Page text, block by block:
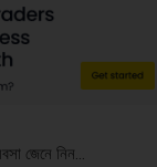
জেনে নিন…